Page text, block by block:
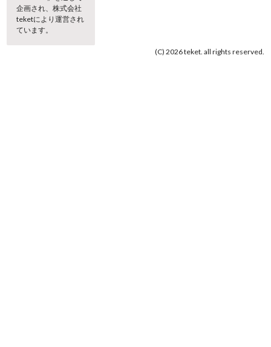
企画され、株式会社
teketにより運営され
ています。
(C) 2026 teket. all rights reserved.